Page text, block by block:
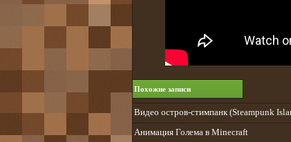
Похожие записи
Видео остров-стимпанк (Steampunk
Анимация Голема в Minecraft